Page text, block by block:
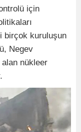
için
birçok kuruluşun
Negev
alan nükleer